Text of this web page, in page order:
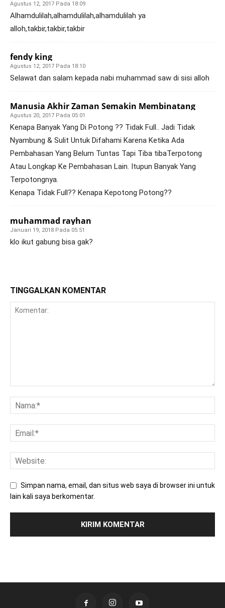
Agustus 12, 2017 Pada 18:09
Alhamdulilah,alhamdulilah,alhamdulilah ya
alloh,takbir,takbir,takbir
fendy king
Agustus 12, 2017 Pada 18:10
Selawat dan salam kepada nabi muhammad saw di sisi alloh
Manusia Akhir Zaman Semakin Membinatang
Agustus 20, 2017 Pada 05:01
Kenapa Banyak Yang Di Potong ?? Tidak Full.. Jadi Tidak
Nyambung & Sulit Untuk Difahami Karena Ketika Ada
Pembahasan Yang Belum Tuntas Tapi Tiba tibaTerpotong
Atau Longkap Ke Pembahasan Lain. Itupun Banyak Yang
Terpotongnya.
Kenapa Tidak Full?? Kenapa Kepotong Potong??
muhammad rayhan
Januari 19, 2018 Pada 05:51
klo ikut gabung bisa gak?
TINGGALKAN KOMENTAR
Simpan nama, email, dan situs web saya di browser ini untuk
lain kali saya berkomentar.